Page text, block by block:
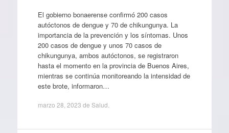
El gobierno bonaerense confirmó 200 casos
autóctonos de dengue y 70 de chikungunya. La
importancia de la prevención y los síntomas. Unos
200 casos de dengue y unos 70 casos de
chikungunya, ambos autóctonos, se registraron
hasta el momento en la provincia de Buenos Aires,
mientras se continúa monitoreando la intensidad de
este brote, informaron…
marzo 28, 2023 de Salud